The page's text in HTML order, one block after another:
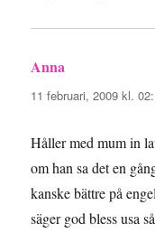
Anna
11 februari, 2009 kl.
Håller med mum in
om han sa det en
kanske bättre på
säger god bless usa